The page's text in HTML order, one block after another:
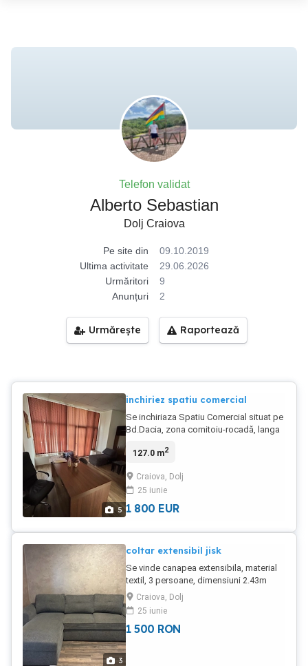
Telefon validat
Alberto Sebastian
Dolj Craiova
Pe site din
09.10.2019
Ultima activitate
29.06.2026
Urmăritori
9
Anunțuri
2
Urmărește Raportează
5
inchiriez spatiu comercial
Se inchiriaza Spatiu Comercial situat pe
Bd.Dacia, zona cornitoiu-rocadă, langa
strada se afla unitatea militara. Spațiul
blocului, are două iesiri separate si vine
cu locuri de parcare. Mai multe detalii la
telefon.
127.0 m2
Craiova, Dolj
25 iunie
1 800 EUR
3
coltar extensibil jisk
Se vinde canapea extensibila, material
textil, 3 persoane, dimensiuni 2.43m
86cm 1.56m suprafață extinsă 1.45 m
lățime- 1.95 m lungime. Se vinde cu
perne.
Craiova, Dolj
25 iunie
1 500 RON